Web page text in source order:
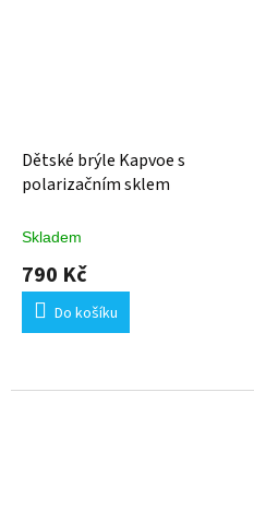
Dětské brýle Kapvoe s
polarizačním sklem
Skladem
790 Kč
Do košíku